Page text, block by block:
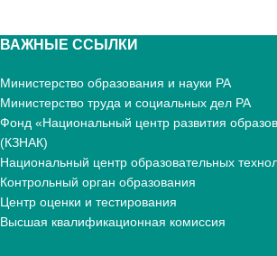
ВАЖНЫЕ ССЫЛКИ
Министерство образования и науки РА
Министерство труда и социальных дел РА
Фонд «Национальный центр развития
(КЗНАК)
Национальный центр образовательных
Контрольный орган образования
Центр оценки и тестирования
Высшая квалификационная комиссия